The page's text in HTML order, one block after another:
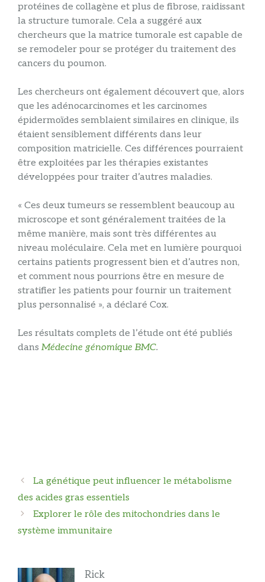
protéines de collagène et plus de fibrose, raidissant
la structure tumorale. Cela a suggéré aux
chercheurs que la matrice tumorale est capable de
se remodeler pour se protéger du traitement des
cancers du poumon.
Les chercheurs ont également découvert que, alors
que les adénocarcinomes et les carcinomes
épidermoïdes semblaient similaires en clinique, ils
étaient sensiblement différents dans leur
composition matricielle. Ces différences pourraient
être exploitées par les thérapies existantes
développées pour traiter d’autres maladies.
« Ces deux tumeurs se ressemblent beaucoup au
microscope et sont généralement traitées de la
même manière, mais sont très différentes au
niveau moléculaire. Cela met en lumière pourquoi
certains patients progressent bien et d’autres non,
et comment nous pourrions être en mesure de
stratifier les patients pour fournir un traitement
plus personnalisé », a déclaré Cox.
Les résultats complets de l’étude ont été publiés
dans Médecine génomique BMC.
Navigation
des
articles
La génétique peut influencer le métabolisme
des acides gras essentiels
Explorer le rôle des mitochondries dans le
système immunitaire
Rick